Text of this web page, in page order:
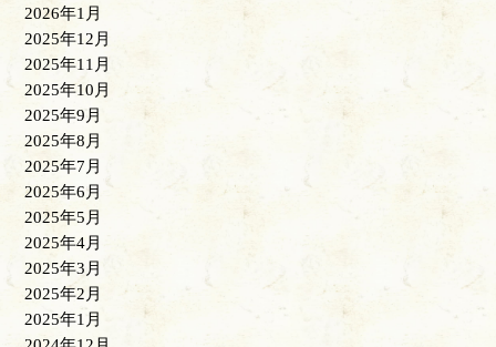
2026年1月
2025年12月
2025年11月
2025年10月
2025年9月
2025年8月
2025年7月
2025年6月
2025年5月
2025年4月
2025年3月
2025年2月
2025年1月